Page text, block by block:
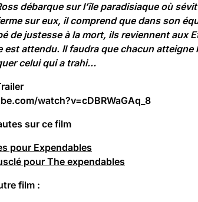
débarque sur l’île paradisiaque où
sur eux, il comprend que dans son
de justesse à la mort, ils reviennent aux
est attendu. Il faudra que chacun
celui qui a trahi…
watch?v=cDBRWaGAq_8
sur ce film
pour Expendables
pour The expendables
film :